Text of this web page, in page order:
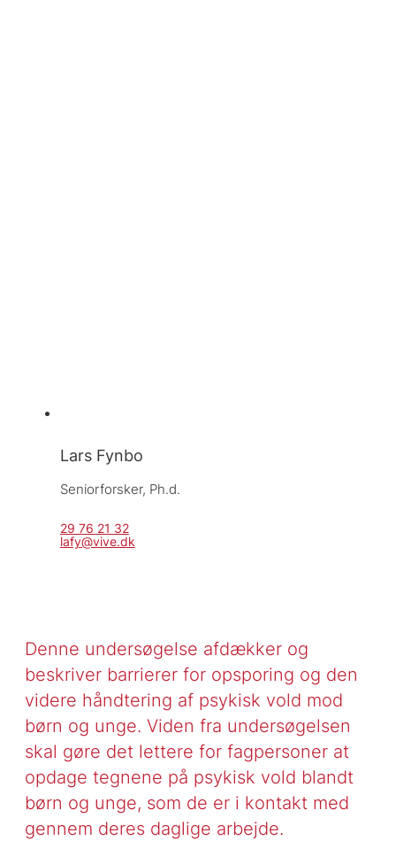
Lars Fynbo
Seniorforsker, Ph.d.
29 76 21 32
lafy@vive.dk
Denne undersøgelse afdækker og
beskriver barrierer for opsporing og den
videre håndtering af psykisk vold mod
børn og unge. Viden fra undersøgelsen
skal gøre det lettere for fagpersoner at
opdage tegnene på psykisk vold blandt
børn og unge, som de er i kontakt med
gennem deres daglige arbejde.